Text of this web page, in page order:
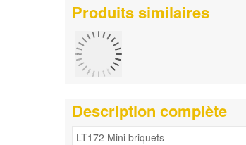
Produits similaires
Description complète
LT172 Mini briquets